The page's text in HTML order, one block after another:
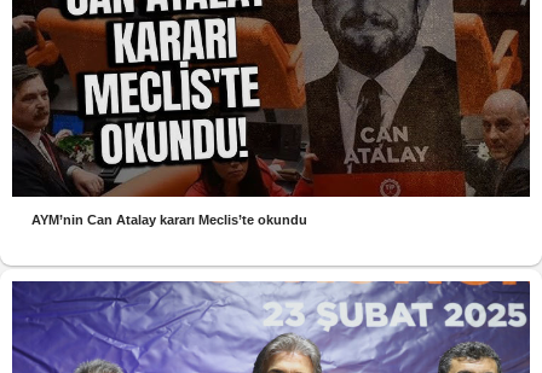
AYM’nin Can Atalay kararı Meclis’te okundu